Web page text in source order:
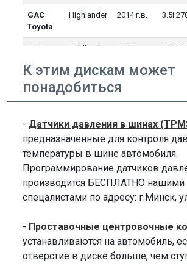
GAC
Toyota
Highlander 2014 г.в. 3.5i
GAC
Wildlander 2019 г.в. 2.5H
Toyota
Wildlander
Toyota
Toyota
GAC
Toyota
Wildlander 2023 г.в. 2.5H
Toyota
К этим дискам может
понадобиться
- Датчики давления в шинах
предназначенные для контроля
температуры в шине автомобиля.
Программирование датчиков
производится БЕСПЛАТНО нашими
спецалистами по адресу: г.Минск,
- Проставочные центровочные
устанавливаются на автомобиль,
отверстие в диске больше, чем